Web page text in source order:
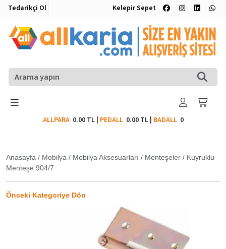
Tedarikçi Ol Kelepir Sepet
ALLPARA 0.00 TL| PEDALL 0.00 TL| BADALL0
Anasayfa / Mobilya / Mobilya Aksesuarları / Menteşeler / Kuyruklu
Menteşe 904/7
Önceki Kategoriye Dön